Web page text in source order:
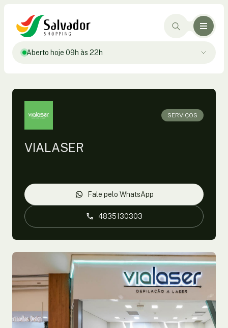
Aberto hoje 09h às 22h
SERVIÇOS
VIALASER
Fale pelo WhatsApp
4835130303